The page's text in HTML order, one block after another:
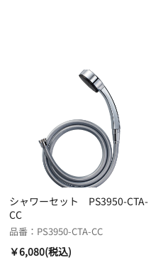
シャワーセット PS3950-CTA-
CC
品番：PS3950-CTA-CC
￥6,080(税込)